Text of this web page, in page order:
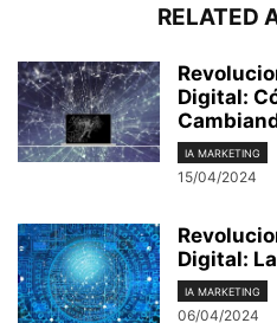
RELATED
Digital:
IA MARKETING
15/04/2024
Digital:
IA MARKETING
06/04/2024